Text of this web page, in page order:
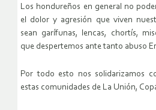
Los hondureños en general no
el dolor y agresión que viven
sean garífunas, lencas, chortís,
que despertemos ante tanto abuso
Por todo esto nos solidarizamos
estas comunidades de La Unión,